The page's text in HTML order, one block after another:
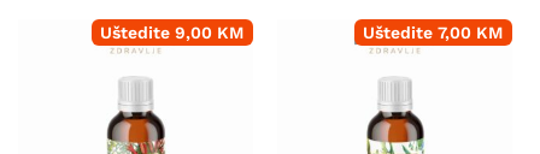
Uštedite 9,00 KM Uštedite 7,00 KM